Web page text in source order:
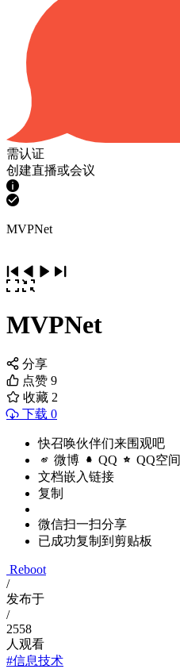
需认证
创建直播或会议
MVPNet
MVPNet
分享
点赞 9
收藏 2
下载 0
快召唤伙伴们来围观吧
微博 QQ QQ空间
文档嵌入链接
复制
微信扫一扫分享
已成功复制到剪贴板
Reboot
/
发布于
/
2558
人观看
#信息技术